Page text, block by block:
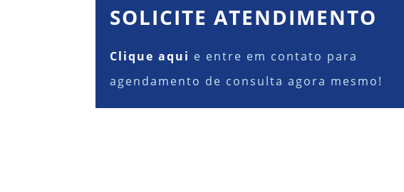
SOLICITE ATENDIMENTO
Clique aqui e entre em contato para
agendamento de consulta agora mesmo!